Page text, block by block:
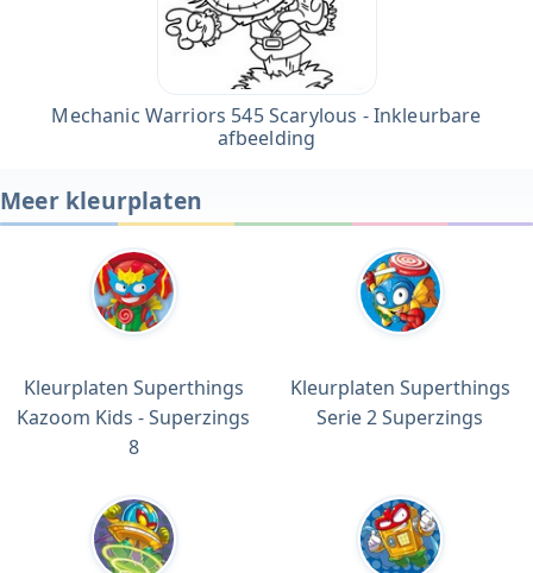
Mechanic Warriors 545 Scarylous - Inkleurbare
afbeelding
Meer kleurplaten
Kleurplaten Superthings
Kazoom Kids - Superzings
8
Kleurplaten Superthings
Serie 2 Superzings